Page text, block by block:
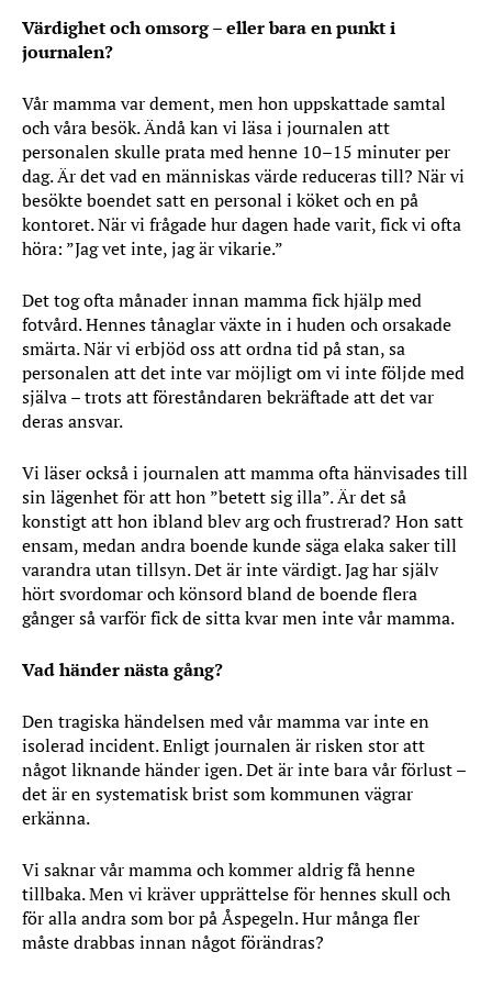
Värdighet och omsorg – eller bara en punkt i
journalen?
Vår mamma var dement, men hon uppskattade samtal
och våra besök. Ändå kan vi läsa i journalen att
personalen skulle prata med henne 10–15 minuter per
dag. Är det vad en människas värde reduceras till? När vi
besökte boendet satt en personal i köket och en på
kontoret. När vi frågade hur dagen hade varit, fick vi ofta
höra: ”Jag vet inte, jag är vikarie.”
Det tog ofta månader innan mamma fick hjälp med
fotvård. Hennes tånaglar växte in i huden och orsakade
smärta. När vi erbjöd oss att ordna tid på stan, sa
personalen att det inte var möjligt om vi inte följde med
själva – trots att föreståndaren bekräftade att det var
deras ansvar.
Vi läser också i journalen att mamma ofta hänvisades till
sin lägenhet för att hon ”betett sig illa”. Är det så
konstigt att hon ibland blev arg och frustrerad? Hon satt
ensam, medan andra boende kunde säga elaka saker till
varandra utan tillsyn. Det är inte värdigt. Jag har själv
hört svordomar och könsord bland de boende flera
gånger så varför fick de sitta kvar men inte vår mamma.
Vad händer nästa gång?
Den tragiska händelsen med vår mamma var inte en
isolerad incident. Enligt journalen är risken stor att
något liknande händer igen. Det är inte bara vår förlust –
det är en systematisk brist som kommunen vägrar
erkänna.
Vi saknar vår mamma och kommer aldrig få henne
tillbaka. Men vi kräver upprättelse för hennes skull och
för alla andra som bor på Åspegeln. Hur många fler
måste drabbas innan något förändras?